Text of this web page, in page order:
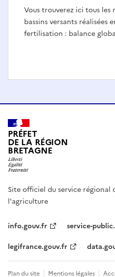
Vous trouverez ici tous
bassins versants réalisées
fertilisation : balance
PRÉFET
DE LA RÉGION
BRETAGNE
Site officiel du service régional
l'agriculture
info.gouv.fr
service-
legifrance.gouv.fr
Plan du site Mentions légales